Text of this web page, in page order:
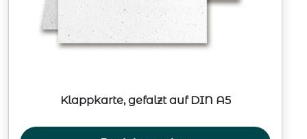
Klappkarte, gefalzt auf DIN A5